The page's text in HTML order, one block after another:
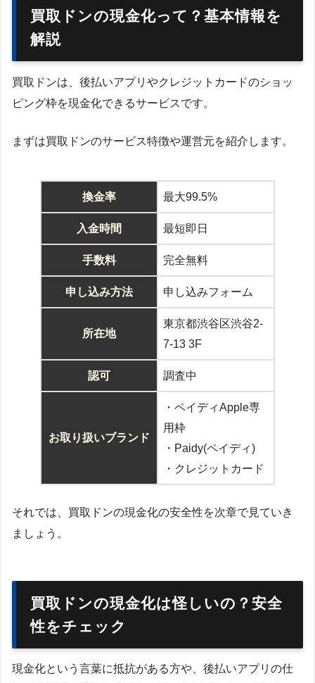
買取ドンの現金化って？基本情報を
解説
買取ドンは、後払いアプリやクレジットカードのショッ
ピング枠を現金化できるサービスです。
まずは買取ドンのサービス特徴や運営元を紹介します。
換金率 最大99.5%
入金時間 最短即日
手数料 完全無料
申し込み方法 申し込みフォーム
所在地
東京都渋谷区渋谷2-
7-13 3F
認可 調査中
お取り扱いブランド
・ペイディApple専
用枠
・Paidy(ペイディ)
・クレジットカード
それでは、買取ドンの現金化の安全性を次章で見ていき
ましょう。
買取ドンの現金化は怪しいの？安全
性をチェック
現金化という言葉に抵抗がある方や、後払いアプリの仕